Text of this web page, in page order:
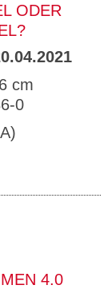
ODER
cm
0
4.0